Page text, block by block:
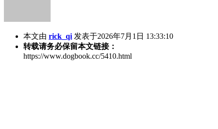
本文由 rick_qi 发表于2026年7月1日 13:33:10
转载请务必保留本文链接：
https://www.dogbook.cc/5410.html